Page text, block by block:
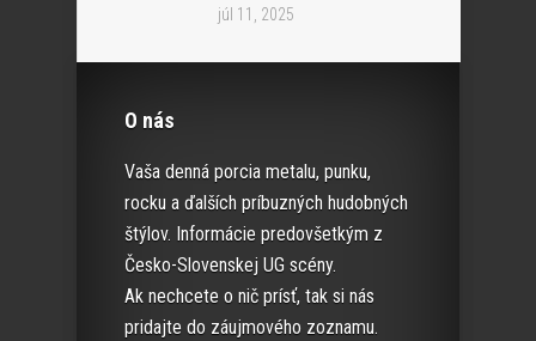
júl 11, 2025
O nás
Vaša denná porcia metalu, punku,
rocku a ďalších príbuzných hudobných
štýlov. Informácie predovšetkým z
Česko-Slovenskej UG scény.
Ak nechcete o nič prísť, tak si nás
pridajte do záujmového zoznamu.